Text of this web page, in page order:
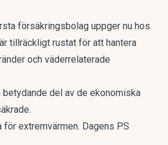
försäkringsbolag uppger nu hos
tillräckligt rustat för att hantera
och väderrelaterade
del av de ekonomiska
för extremvärmen. Dagens PS